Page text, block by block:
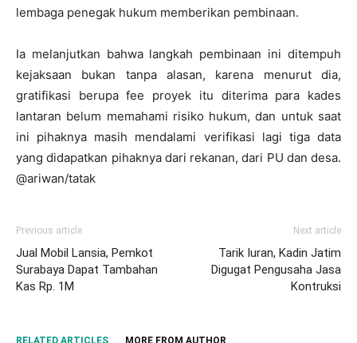
lembaga penegak hukum memberikan pembinaan.
Ia melanjutkan bahwa langkah pembinaan ini ditempuh
kejaksaan bukan tanpa alasan, karena menurut dia,
gratifikasi berupa fee proyek itu diterima para kades
lantaran belum memahami risiko hukum, dan untuk saat
ini pihaknya masih mendalami verifikasi lagi tiga data
yang didapatkan pihaknya dari rekanan, dari PU dan desa.
@ariwan/tatak
Previous article
Jual Mobil Lansia, Pemkot
Surabaya Dapat Tambahan
Kas Rp. 1M
Next article
Tarik Iuran, Kadin Jatim
Digugat Pengusaha Jasa
Kontruksi
RELATED ARTICLES MORE FROM AUTHOR